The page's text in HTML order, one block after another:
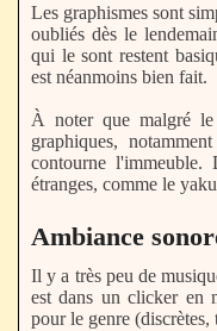
Les graphismes sont
oubliés dès le
qui le sont restent
est néanmoins bien fait.
À noter que malgré
graphiques,
contourne l'immeuble.
étranges, comme le
Ambiance
Il y a très peu de
est dans un clicker en
pour le genre (discrètes,